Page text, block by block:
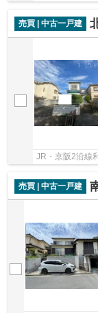
売買 | 中古一戸建
JR・京阪2沿線
売買 | 中古一戸建